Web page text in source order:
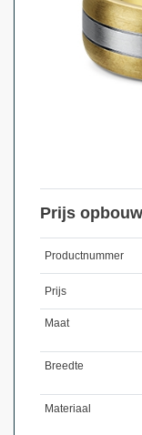
Prijs
Productnummer
Prijs
Maat
Breedte
Materiaal